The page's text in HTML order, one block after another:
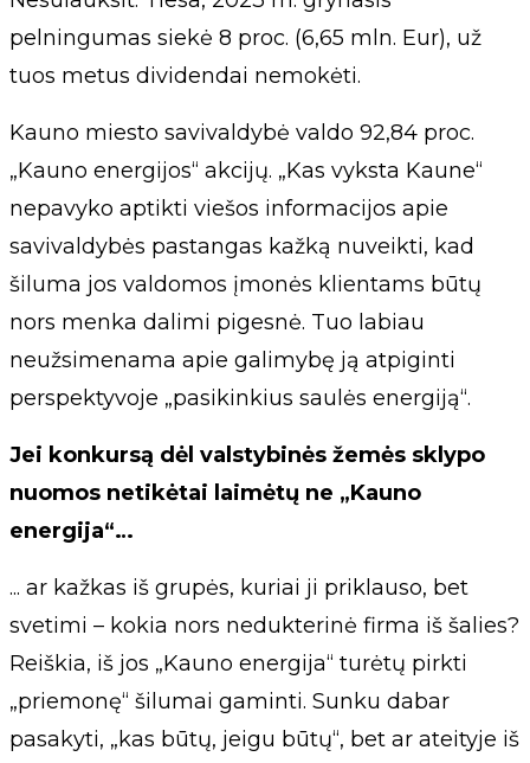
pelningumas siekė 8 proc. (6,65 mln. Eur), už
tuos metus dividendai nemokėti.
Kauno miesto savivaldybė valdo 92,84 proc.
„Kauno energijos“ akcijų. „Kas vyksta Kaune“
nepavyko aptikti viešos informacijos apie
savivaldybės pastangas kažką nuveikti, kad
šiluma jos valdomos įmonės klientams būtų
nors menka dalimi pigesnė. Tuo labiau
neužsimenama apie galimybę ją atpiginti
perspektyvoje „pasikinkius saulės energiją“.
Jei konkursą dėl valstybinės žemės sklypo
nuomos netikėtai laimėtų ne „Kauno
energija“…
... ar kažkas iš grupės, kuriai ji priklauso, bet
svetimi – kokia nors nedukterinė firma iš šalies?
Reiškia, iš jos „Kauno energija“ turėtų pirkti
„priemonę“ šilumai gaminti. Sunku dabar
pasakyti, „kas būtų, jeigu būtų“, bet ar ateityje iš